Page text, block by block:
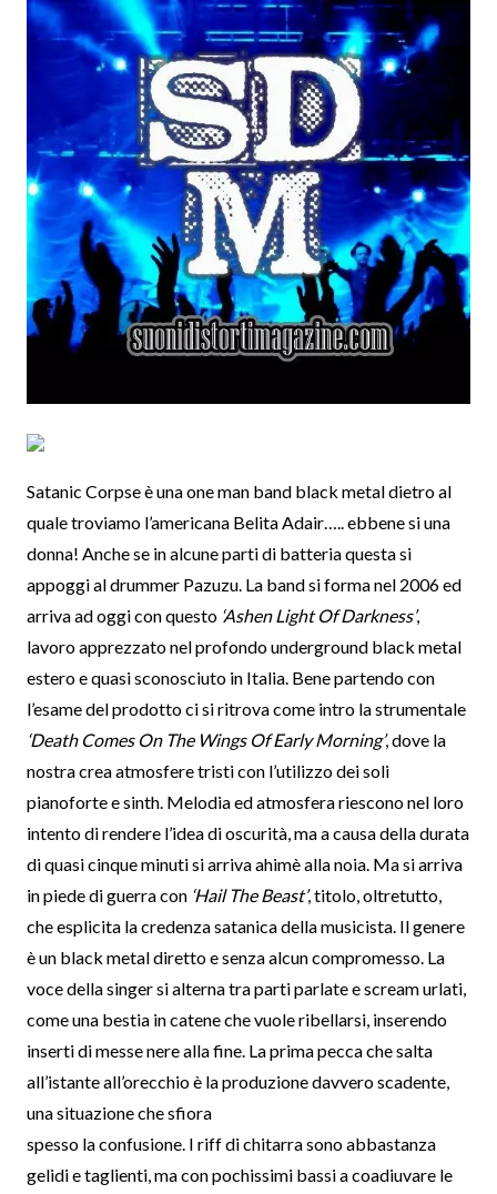
Satanic Corpse è una one man band black metal dietro al
quale troviamo l’americana Belita Adair….. ebbene si una
donna! Anche se in alcune parti di batteria questa si
appoggi al drummer Pazuzu. La band si forma nel 2006 ed
arriva ad oggi con questo ‘Ashen Light Of Darkness’,
lavoro apprezzato nel profondo underground black metal
estero e quasi sconosciuto in Italia. Bene partendo con
l’esame del prodotto ci si ritrova come intro la strumentale
‘Death Comes On The Wings Of Early Morning’, dove la
nostra crea atmosfere tristi con l’utilizzo dei soli
pianoforte e sinth. Melodia ed atmosfera riescono nel loro
intento di rendere l’idea di oscurità, ma a causa della durata
di quasi cinque minuti si arriva ahimè alla noia. Ma si arriva
in piede di guerra con ‘Hail The Beast’, titolo, oltretutto,
che esplicita la credenza satanica della musicista. Il genere
è un black metal diretto e senza alcun compromesso. La
voce della singer si alterna tra parti parlate e scream urlati,
come una bestia in catene che vuole ribellarsi, inserendo
inserti di messe nere alla fine. La prima pecca che salta
all’istante all’orecchio è la produzione davvero scadente,
una situazione che sfiora
spesso la confusione. I riff di chitarra sono abbastanza
gelidi e taglienti, ma con pochissimi bassi a coadiuvare le